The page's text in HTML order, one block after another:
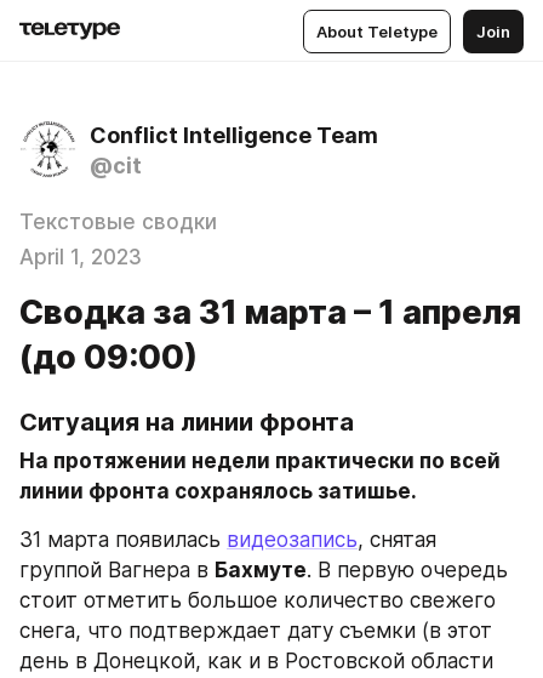
About Teletype Join
Conflict Intelligence Team
@cit
Текстовые сводки
April 1, 2023
Сводка за 31 марта – 1 апреля
(до 09:00)
Ситуация на линии фронта
На протяжении недели практически по всей
линии фронта сохранялось затишье.
31 марта появилась видеозапись, снятая
группой Вагнера в Бахмуте. В первую очередь
стоит отметить большое количество свежего
снега, что подтверждает дату съемки (в этот
день в Донецкой, как и в Ростовской области